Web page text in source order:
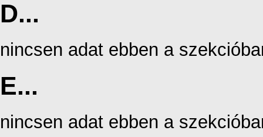
D...
nincsen adat ebben a
E...
nincsen adat ebben a